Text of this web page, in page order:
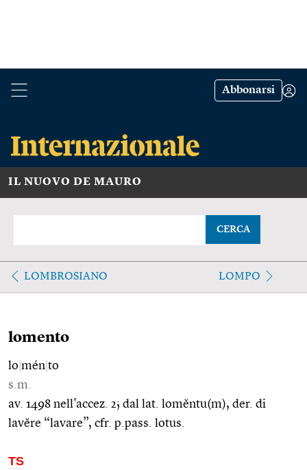
Abbonarsi
IL NUOVO DE MAURO
CERCA
LOMBROSIANO LOMPO
lomento
lo mén to
s.m.
av. 1498 nell'accez. 2; dal lat. lomĕntu(m), der. di
lavĕre “lavare”, cfr. p.pass. lotus.
TS